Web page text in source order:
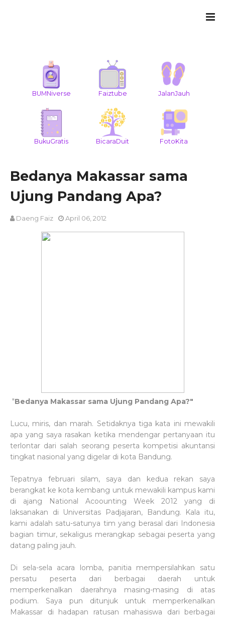
BUMNiverse Faiztube JalanJauh
BukuGratis BicaraDuit FotoKita
Bedanya Makassar sama
Ujung Pandang Apa?
Daeng Faiz April 06, 2012
"Bedanya Makassar sama Ujung Pandang Apa?"
Lucu, miris, dan marah. Setidaknya tiga kata ini mewakili
apa yang saya rasakan ketika mendengar pertanyaan itu
terlontar dari salah seorang peserta kompetisi akuntansi
tingkat nasional yang digelar di kota Bandung.
Tepatnya februari silam, saya dan kedua rekan saya
berangkat ke kota kembang untuk mewakili kampus kami
di ajang National Acoounting Week 2012 yang di
laksanakan di Universitas Padjajaran, Bandung. Kala itu,
kami adalah satu-satunya tim yang berasal dari Indonesia
bagian timur, sekaligus merangkap sebagai peserta yang
datang paling jauh.
Di sela-sela acara lomba, panitia mempersilahkan satu
persatu peserta dari berbagai daerah untuk
memperkenalkan daerahnya masing-masing di atas
podium. Saya pun ditunjuk untuk memperkenalkan
Makassar di hadapan ratusan mahasiswa dari berbagai